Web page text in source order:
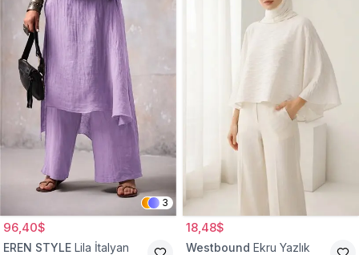
3
96,40$
EREN STYLE Lila İtalyan
18,48$
Westbound Ekru Yazlık